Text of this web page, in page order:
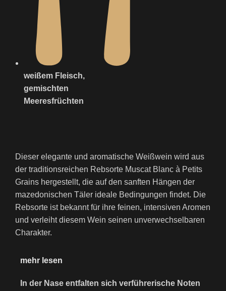
weißem Fleisch,
gemischten
Meeresfrüchten
Dieser elegante und aromatische Weißwein wird aus
der traditionsreichen Rebsorte Muscat Blanc à Petits
Grains hergestellt, die auf den sanften Hängen der
mazedonischen Täler ideale Bedingungen findet. Die
Rebsorte ist bekannt für ihre feinen, intensiven Aromen
und verleiht diesem Wein seinen unverwechselbaren
Charakter.
mehr lesen
In der Nase entfalten sich verführerische Noten